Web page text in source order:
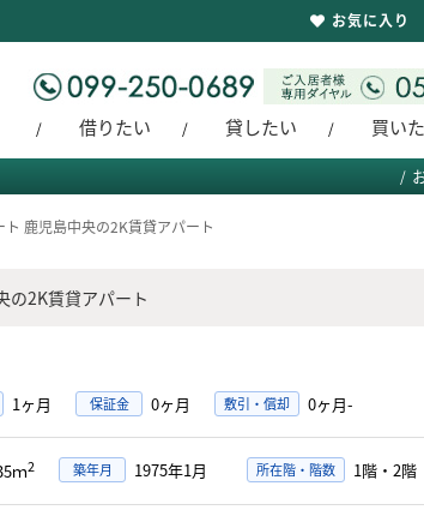
借りたい 貸したい 買い
ト 鹿児島中央の2K賃貸アパート
2K賃貸アパート
1ヶ月 保証金 0ヶ月 敷引・償却 0ヶ月-
ｍ2 築年月 1975年1月 所在階・階数 1階・2階
お気に入り